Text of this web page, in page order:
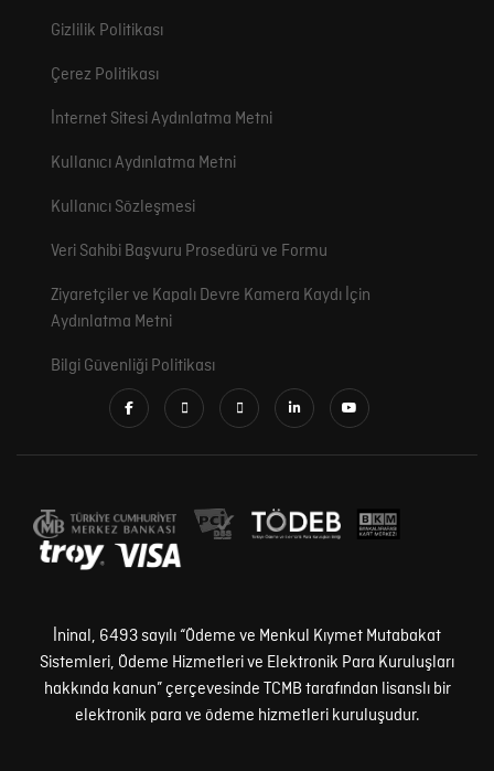
Gizlilik Politikası
Çerez Politikası
İnternet Sitesi Aydınlatma Metni
Kullanıcı Aydınlatma Metni
Kullanıcı Sözleşmesi
Veri Sahibi Başvuru Prosedürü ve Formu
Ziyaretçiler ve Kapalı Devre Kamera Kaydı İçin
Aydınlatma Metni
Bilgi Güvenliği Politikası
İninal, 6493 sayılı “Ödeme ve Menkul Kıymet Mutabakat
Sistemleri, Ödeme Hizmetleri ve Elektronik Para Kuruluşları
hakkında kanun” çerçevesinde TCMB tarafından lisanslı bir
elektronik para ve ödeme hizmetleri kuruluşudur.